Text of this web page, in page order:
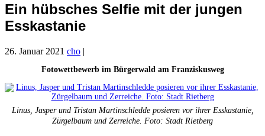
Ein hübsches Selfie mit der jungen
Esskastanie
26. Januar 2021 cho |
Fotowettbewerb im Bürgerwald am Franziskusweg
Linus, Jasper und Tristan Martinschledde posieren vor ihrer Esskastanie,
Zürgelbaum und Zerreiche. Foto: Stadt Rietberg